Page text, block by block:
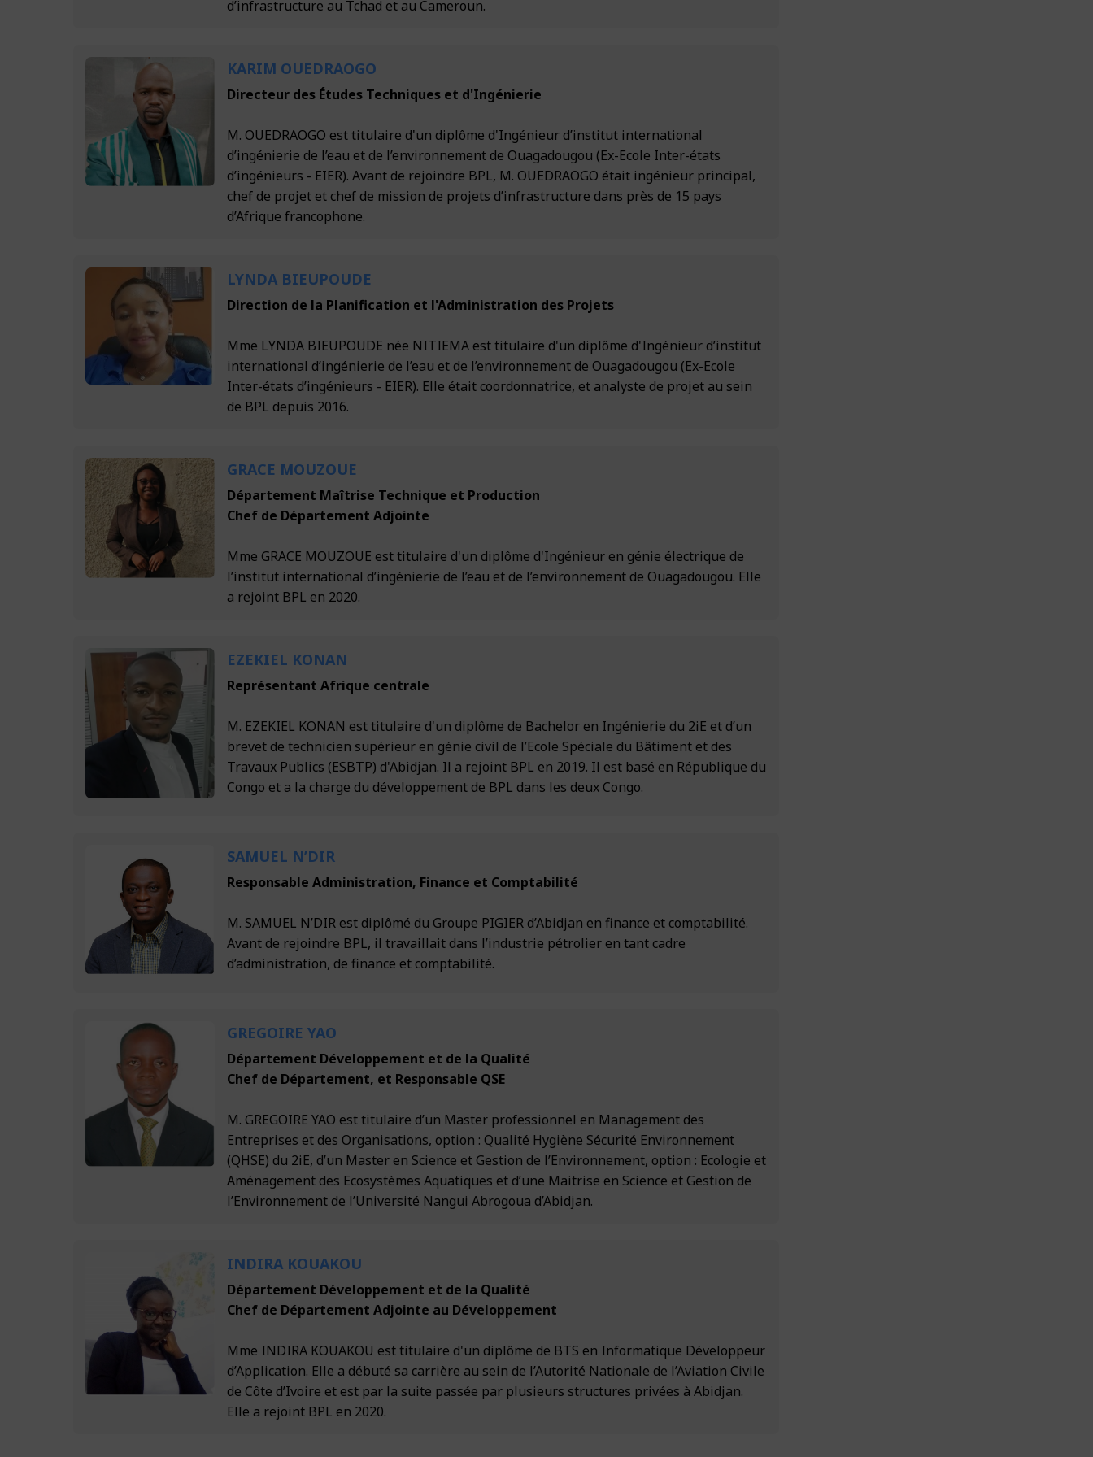
d’infrastructure au Tchad et au Cameroun.
KARIM OUEDRAOGO
Directeur des Études Techniques et d'Ingénierie
M. OUEDRAOGO est titulaire d'un diplôme d'Ingénieur d’institut international
d’ingénierie de l’eau et de l’environnement de Ouagadougou (Ex-Ecole Inter-états
d’ingénieurs - EIER). Avant de rejoindre BPL, M. OUEDRAOGO était ingénieur principal,
chef de projet et chef de mission de projets d’infrastructure dans près de 15 pays
d’Afrique francophone.
LYNDA BIEUPOUDE
Direction de la Planification et l'Administration des Projets
Mme LYNDA BIEUPOUDE née NITIEMA est titulaire d'un diplôme d'Ingénieur d’institut
international d’ingénierie de l’eau et de l’environnement de Ouagadougou (Ex-Ecole
Inter-états d’ingénieurs - EIER). Elle était coordonnatrice, et analyste de projet au sein
de BPL depuis 2016.
GRACE MOUZOUE
Département Maîtrise Technique et Production
Chef de Département Adjointe
Mme GRACE MOUZOUE est titulaire d'un diplôme d'Ingénieur en génie électrique de
l’institut international d’ingénierie de l’eau et de l’environnement de Ouagadougou. Elle
a rejoint BPL en 2020.
EZEKIEL KONAN
Représentant Afrique centrale
M. EZEKIEL KONAN est titulaire d'un diplôme de Bachelor en Ingénierie du 2iE et d’un
brevet de technicien supérieur en génie civil de l’Ecole Spéciale du Bâtiment et des
Travaux Publics (ESBTP) d'Abidjan. Il a rejoint BPL en 2019. Il est basé en République du
Congo et a la charge du développement de BPL dans les deux Congo.
SAMUEL N’DIR
Responsable Administration, Finance et Comptabilité
M. SAMUEL N’DIR est diplômé du Groupe PIGIER d’Abidjan en finance et comptabilité.
Avant de rejoindre BPL, il travaillait dans l’industrie pétrolier en tant cadre
d’administration, de finance et comptabilité.
GREGOIRE YAO
Département Développement et de la Qualité
Chef de Département, et Responsable QSE
M. GREGOIRE YAO est titulaire d’un Master professionnel en Management des
Entreprises et des Organisations, option : Qualité Hygiène Sécurité Environnement
(QHSE) du 2iE, d’un Master en Science et Gestion de l’Environnement, option : Ecologie et
Aménagement des Ecosystèmes Aquatiques et d’une Maitrise en Science et Gestion de
l’Environnement de l’Université Nangui Abrogoua d’Abidjan.
INDIRA KOUAKOU
Département Développement et de la Qualité
Chef de Département Adjointe au Développement
Mme INDIRA KOUAKOU est titulaire d'un diplôme de BTS en Informatique Développeur
d’Application. Elle a débuté sa carrière au sein de l’Autorité Nationale de l’Aviation Civile
de Côte d’Ivoire et est par la suite passée par plusieurs structures privées à Abidjan.
Elle a rejoint BPL en 2020.